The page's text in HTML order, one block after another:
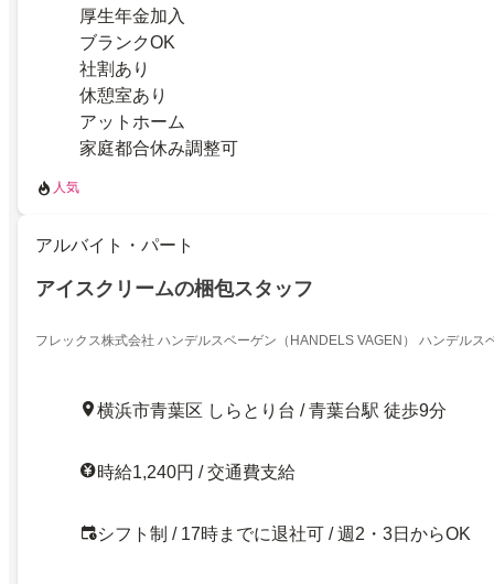
厚生年金加入
ブランクOK
社割あり
休憩室あり
アットホーム
家庭都合休み調整可
人気
アルバイト・パート
アイスクリームの梱包スタッフ
フレックス株式会社 ハンデルスベーゲン（HANDELS VAGEN） ハンデルス
横浜市青葉区 しらとり台 / 青葉台駅 徒歩9分
時給1,240円 / 交通費支給
シフト制 / 17時までに退社可 / 週2・3日からOK